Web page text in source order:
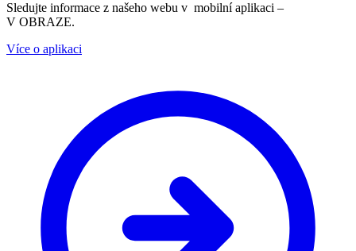
Sledujte informace z našeho webu v mobilní aplikaci –
V OBRAZE.
Více o aplikaci